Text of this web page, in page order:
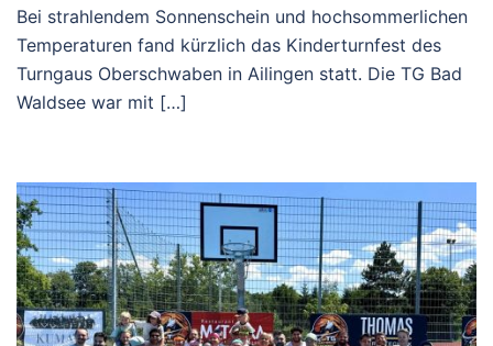
Bei strahlendem Sonnenschein und hochsommerlichen
Temperaturen fand kürzlich das Kinderturnfest des
Turngaus Oberschwaben in Ailingen statt. Die TG Bad
Waldsee war mit […]